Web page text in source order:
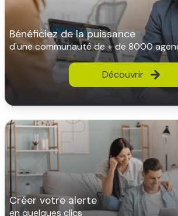
bénéficiez de la puissance
d'une communauté de + de 8000
Découvrir
créer votre alerte
en quelques clics